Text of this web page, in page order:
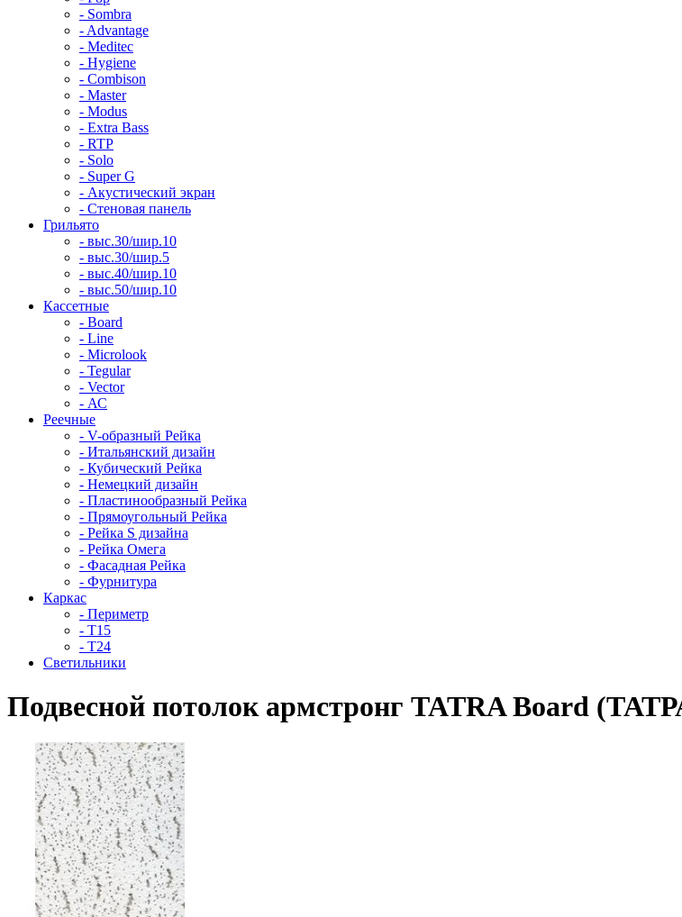
- Sombra
- Advantage
- Meditec
- Hygiene
- Combison
- Master
- Modus
- Extra Bass
- RTP
- Solo
- Super G
- Акустический экран
- Стеновая панель
Грильято
- выс.30/шир.10
- выс.30/шир.5
- выс.40/шир.10
- выс.50/шир.10
Кассетные
- Board
- Line
- Microlook
- Tegular
- Vector
- АС
Реечные
- V-образный Рейка
- Итальянский дизайн
- Кубический Рейка
- Немецкий дизайн
- Пластинообразный Рейка
- Прямоугольный Рейка
- Рейка S дизайна
- Рейка Омега
- Фасадная Рейка
- Фурнитура
Каркас
- Периметр
- Т15
- Т24
Светильники
Подвесной потолок армстронг TATRA Board